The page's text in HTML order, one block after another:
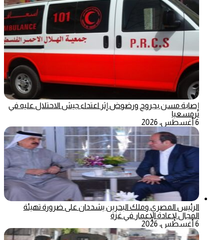
إصابة مسن بجروح ورضوض إثر اعتداء جيش الاحتلال عليه في
ترمسعيا
6 أغسطس، 2026
الرئيس المصري وملك البحرين يشددان على ضرورة تهيئة
المجال لإعادة الإعمار في غزة
6 أغسطس، 2026